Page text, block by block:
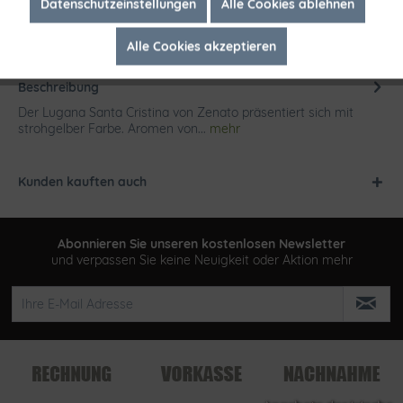
Beschreibung
Der Lugana Santa Cristina von Zenato präsentiert sich mit
strohgelber Farbe. Aromen von... mehr
Kunden kauften auch
Abonnieren Sie unseren kostenlosen Newsletter
und verpassen Sie keine Neuigkeit oder Aktion mehr
Datenschutzeinstellungen Alle Cookies ablehnen
Alle Cookies akzeptieren